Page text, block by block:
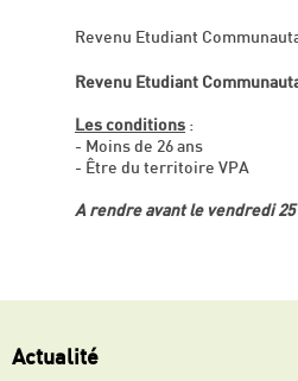
Revenu Etudiant
Revenu Etudiant
Les conditions :
- Moins de 26 ans
- Être du territoire VPA
A rendre avant le vendredi
Actualité